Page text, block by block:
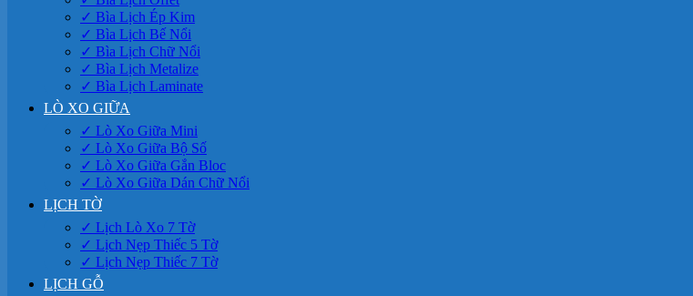
✓ Bìa Lịch Ép Kim
✓ Bìa Lịch Bế Nổi
✓ Bìa Lịch Chữ Nổi
✓ Bìa Lịch Metalize
✓ Bìa Lịch Laminate
LÒ XO GIỮA
✓ Lò Xo Giữa Mini
✓ Lò Xo Giữa Bộ Số
✓ Lò Xo Giữa Gắn Bloc
✓ Lò Xo Giữa Dán Chữ Nổi
LỊCH TỜ
✓ Lịch Lò Xo 7 Tờ
✓ Lịch Nẹp Thiếc 5 Tờ
✓ Lịch Nẹp Thiếc 7 Tờ
LỊCH GỖ